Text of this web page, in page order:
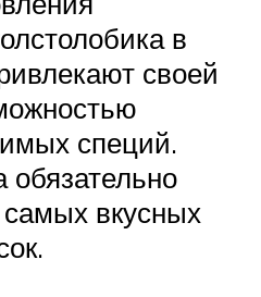
в
своей
специй.
самых вкусных